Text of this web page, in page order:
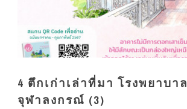
4 ตึกเก่าเล่าที่มา โรงพยาบาล
จุฬาลงกรณ์ (3)